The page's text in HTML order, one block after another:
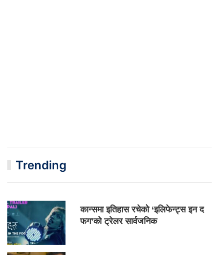
Trending
कान्समा इतिहास रचेको ‘इलिफेन्ट्स इन द
फग’को ट्रेलर सार्वजनिक